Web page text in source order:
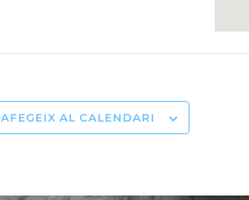
AFEGEIX AL CALENDARI